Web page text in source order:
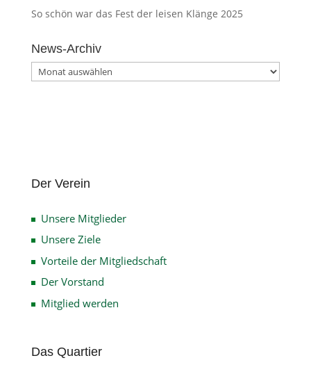
So schön war das Fest der leisen Klänge 2025
News-Archiv
News-
Archiv
Der Verein
Unsere Mitglieder
Unsere Ziele
Vorteile der Mitgliedschaft
Der Vorstand
Mitglied werden
Das Quartier